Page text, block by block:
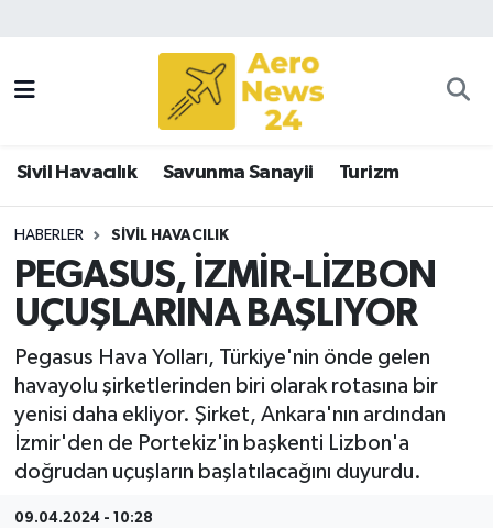
Sivil Havacılık Savunma Sanayii Turizm
HABERLER SIVIL HAVACILIK
PEGASUS, İZMİR-LİZBON
UÇUŞLARINA BAŞLIYOR
Pegasus Hava Yolları, Türkiye'nin önde gelen
havayolu şirketlerinden biri olarak rotasına bir
yenisi daha ekliyor. Şirket, Ankara'nın ardından
İzmir'den de Portekiz'in başkenti Lizbon'a
doğrudan uçuşların başlatılacağını duyurdu.
09.04.2024 - 10:28